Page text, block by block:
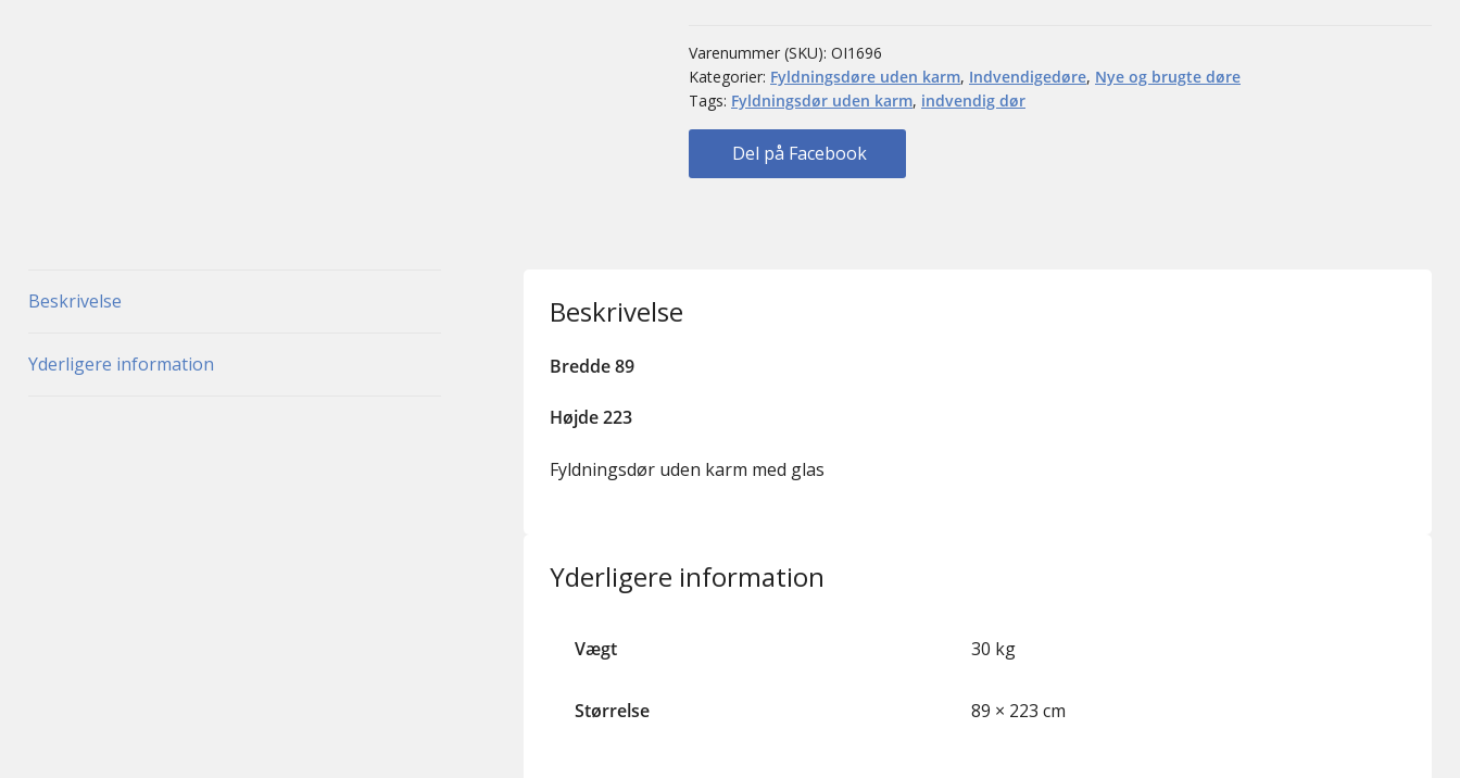
Varenummer (SKU): OI1696
Kategorier: Fyldningsdøre uden karm, Indvendigedøre, Nye og brugte døre
Tags: Fyldningsdør uden karm, indvendig dør
Del på Facebook
Beskrivelse
Yderligere information
Beskrivelse
Bredde 89
Højde 223
Fyldningsdør uden karm med glas
Yderligere information
Vægt 30 kg
Størrelse 89 × 223 cm